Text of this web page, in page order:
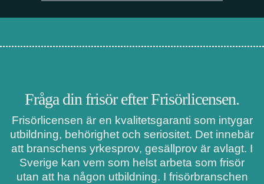
Fråga din frisör efter Frisörlicensen.
Frisörlicensen är en kvalitetsgaranti som intygar
utbildning, behörighet och seriositet. Det innebär
att branschens yrkesprov, gesällprov är avlagt. I
Sverige kan vem som helst arbeta som frisör
utan att ha någon utbildning. I frisörbranschen